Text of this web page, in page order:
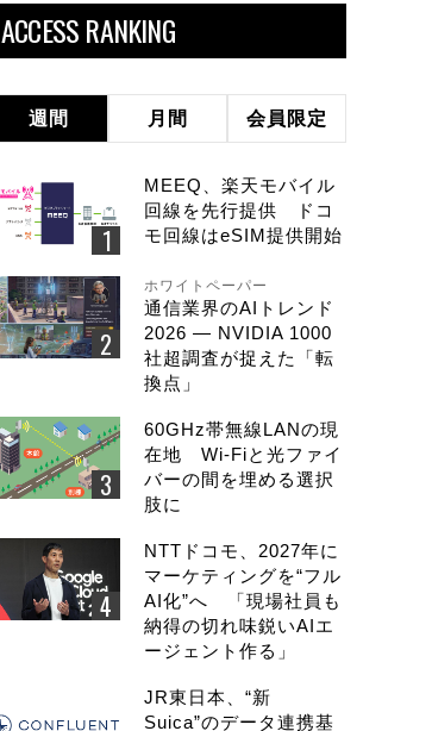
ACCESS RANKING
週間 月間 会員限定
MEEQ、楽天モバイル
回線を先行提供 ドコ
モ回線はeSIM提供開始
ホワイトペーパー
通信業界のAIトレンド
2026 ― NVIDIA 1000
社超調査が捉えた「転
換点」
60GHz帯無線LANの現
在地 Wi-Fiと光ファイ
バーの間を埋める選択
肢に
NTTドコモ、2027年に
マーケティングを“フル
AI化”へ 「現場社員も
納得の切れ味鋭いAIエ
ージェント作る」
JR東日本、“新
Suica”のデータ連携基